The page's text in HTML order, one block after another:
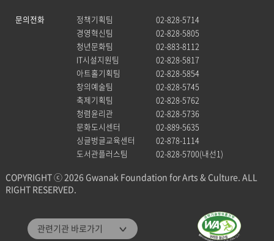
관련기관 바로가기
관악문화재단
문의전화 정책기획팀
02-828-5714
경영혁신팀
02-828-5805
청년문화팀
02-883-8112
IT시설지원팀
02-828-5817
아트홀기획팀
02-828-5854
창의예술팀
02-828-5745
축제기획팀
02-828-5762
청렴윤리관
02-828-5736
문화도시센터
02-889-5635
싱글벙글교육센터
02-878-1114
도서관플러스팀
02-828-5700(내선1)
COPYRIGHT ⓒ 2026 Gwanak Foundation for Arts & Culture. ALL
RIGHT RESERVED.